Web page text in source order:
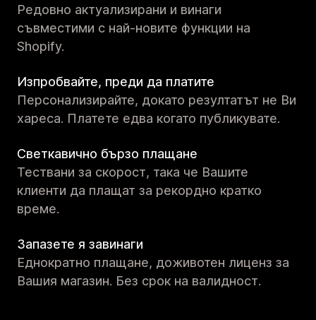
Редовно актуализирани и винаги
съвместими с най-новите функции на
Shopify.
Изпробвайте, преди да платите
Персонализирайте, докато резултатът не Ви
хареса. Платете едва когато публикувате.
Светкавично бързо плащане
Тествани за скорост, така че Вашите
клиенти да плащат за рекордно кратко
време.
Запазете я завинаги
Еднократно плащане, доживотен лиценз за
Вашия магазин. Без срок на валидност.